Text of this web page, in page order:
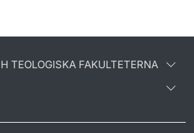
TEOLOGISKA FAKULTETERNA